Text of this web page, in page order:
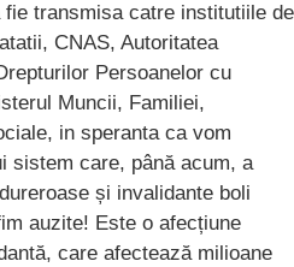
transmisa catre institutiile de
CNAS, Autoritatea
Persoanelor cu
Muncii, Familiei,
in speranta ca vom
sistem care, până acum, a
și invalidante boli
auzite! Este o afecțiune
care afectează milioane